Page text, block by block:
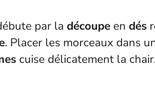
par la découpe en dés
. Placer les morceaux dans
cuise délicatement la